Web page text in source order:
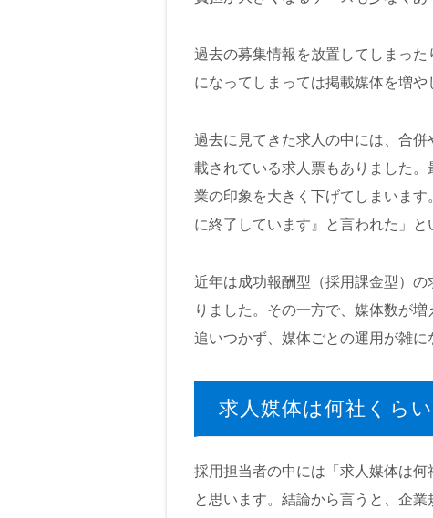
過去の募集情報を放置してしまっ
になってしまっては掲載媒体を増や
過去に見てきた求人の中には、合
載されている求人票もありました
業の印象を大きく下げてしまいま
に終了しています』と言われた」と
近年は成功報酬型（採用課金型）
りました。その一方で、媒体数が
追いつかず、媒体ごとの運用が雑に
求人媒体は何社くら
採用担当者の中には「求人媒体は
と思います。結論から言うと、企